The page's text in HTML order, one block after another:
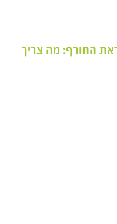
החורף: מה צריך